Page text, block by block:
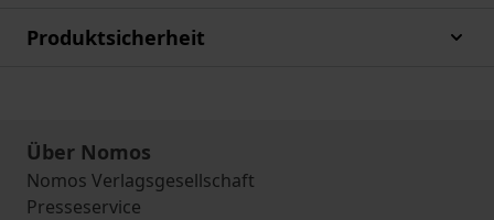
Produktsicherheit
Über Nomos
Nomos Verlagsgesellschaft
Presseservice